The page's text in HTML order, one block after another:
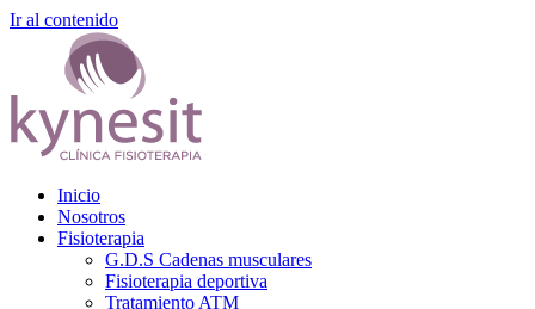
Ir al contenido
Inicio
Nosotros
Fisioterapia
G.D.S Cadenas musculares
Fisioterapia deportiva
Tratamiento ATM